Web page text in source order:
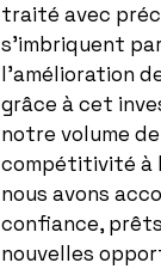
traité avec
s’imbriquent
l’amélioration
grâce à cet
notre volume
compétitivité à
nous avons
confiance,
nouvelles